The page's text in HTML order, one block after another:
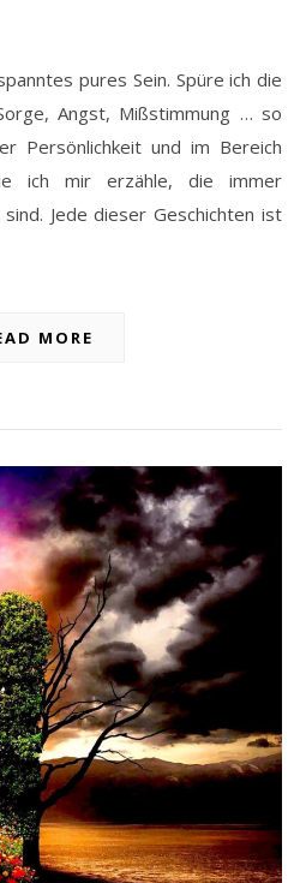
Angst, Mißstimmung … so
Persönlichkeit und im Bereich
ich mir erzähle, die immer
Jede dieser Geschichten ist
MORE